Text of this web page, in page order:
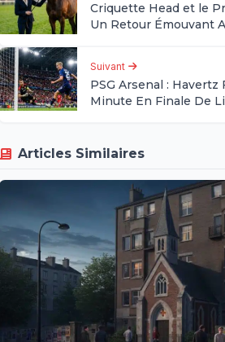
Criquette Head et le
Un Retour Émouvant
Suivant
PSG Arsenal : Havertz
Minute En Finale De
Articles Similaires